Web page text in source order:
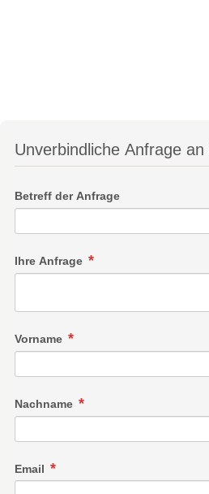
Unverbindliche Anfrage an
Betreff der Anfrage
Ihre Anfrage
Vorname
Nachname
Email